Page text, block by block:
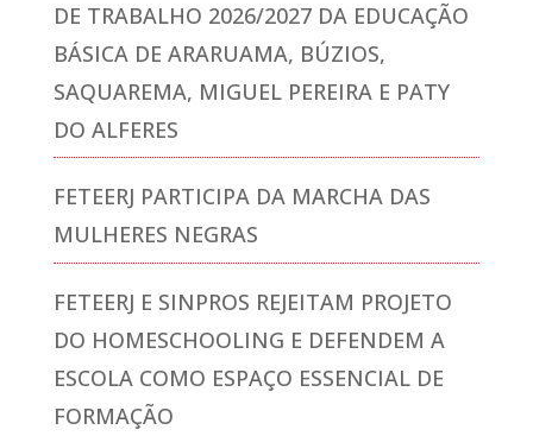
DE TRABALHO 2026/2027 DA EDUCAÇÃO
BÁSICA DE ARARUAMA, BÚZIOS,
SAQUAREMA, MIGUEL PEREIRA E PATY
DO ALFERES
FETEERJ PARTICIPA DA MARCHA DAS
MULHERES NEGRAS
FETEERJ E SINPROS REJEITAM PROJETO
DO HOMESCHOOLING E DEFENDEM A
ESCOLA COMO ESPAÇO ESSENCIAL DE
FORMAÇÃO